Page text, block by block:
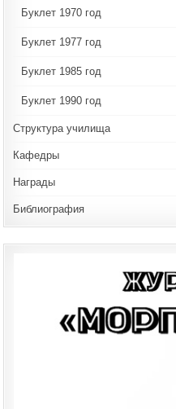
Буклет 1970 год
Буклет 1977 год
Буклет 1985 год
Буклет 1990 год
Структура училища
Кафедры
Награды
Библиография